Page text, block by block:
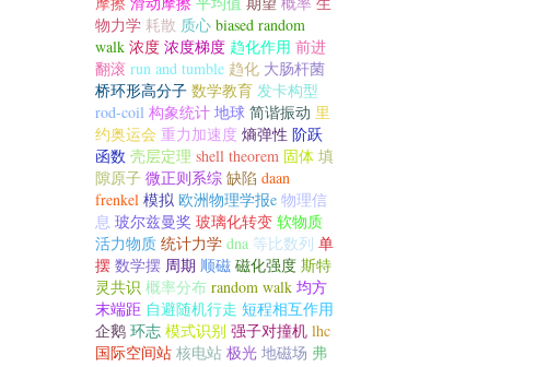
物力学 耗散 质心 biased random
walk 浓度 浓度梯度 趋化作用 前进
翻滚 run and tumble 趋化 大肠杆菌
桥环形高分子 数学教育 发卡构型
rod-coil 构象统计 地球 简谐振动 里
约奥运会 重力加速度 熵弹性 阶跃
函数 壳层定理 shell theorem 固体 填
隙原子 微正则系综 缺陷 daan
frenkel 模拟 欧洲物理学报e 物理信
息 玻尔兹曼奖 玻璃化转变 软物质
活力物质 统计力学 dna 等比数列 单
摆 数学摆 周期 顺磁 磁化强度 斯特
灵共识 概率分布 random walk 均方
末端距 自避随机行走 短程相互作用
企鹅 环志 模式识别 强子对撞机 lhc
国际空间站 核电站 极光 地磁场 弗